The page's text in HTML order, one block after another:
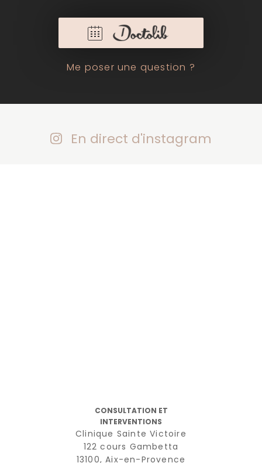
Me poser une question ?
En direct d'instagram
CONSULTATION ET
INTERVENTIONS
Clinique Sainte Victoire
122 cours Gambetta
13100, Aix-en-Provence